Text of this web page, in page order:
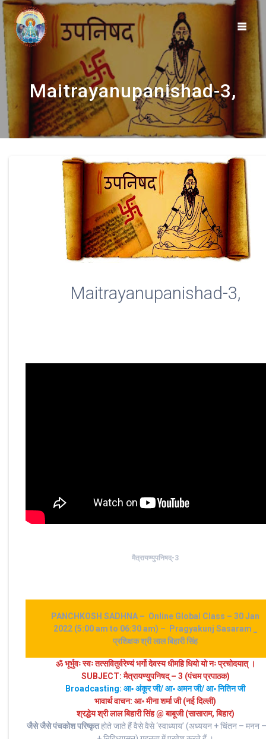
Skip
to
Maitrayanupanishad-3,
Maitrayanupanishad-3,
मैत्रायण्युपनिषद्-3
PANCHKOSH SADHNA – Online Global Class – 30 Jan
2022 (5:00 am to 06:30 am) – Pragyakunj Sasaram _
प्रशिक्षक श्री लाल बिहारी सिंह
ॐ भूर्भुवः स्‍वः तत्‍सवितुर्वरेण्‍यं भर्गो देवस्य धीमहि धियो यो नः प्रचोदयात्‌ ।
SUBJECT: मैत्रायण्युपनिषद् – 3 (पंचम प्रपाठक)
Broadcasting: आ॰ अंकूर जी/ आ॰ अमन जी/ आ॰ नितिन जी
भावार्थ वाचन: आ॰ मीना शर्मा जी (नई दिल्ली)
श्रद्धेय श्री लाल बिहारी सिंह @ बाबूजी (सासाराम, बिहार)
जैसे जैसे पंचकोश परिष्कृतहोते जाते हैं वैसे वैसे ‘स्वाध्याय’ (अध्ययन + चिंतन – मनन